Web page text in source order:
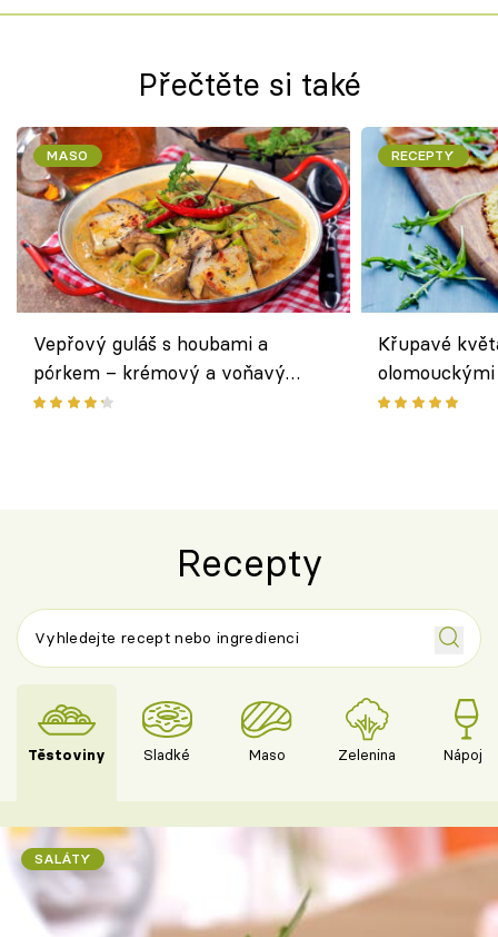
Přečtěte si také
MASO
Vepřový guláš s houbami a
pórkem – krémový a voňavý
pokrm z jednoho hrnce
RECEPTY
Křupavé
bezlepkový
Recepty
Těstoviny Sladké Maso Zelenina Nápoje
SALÁTY